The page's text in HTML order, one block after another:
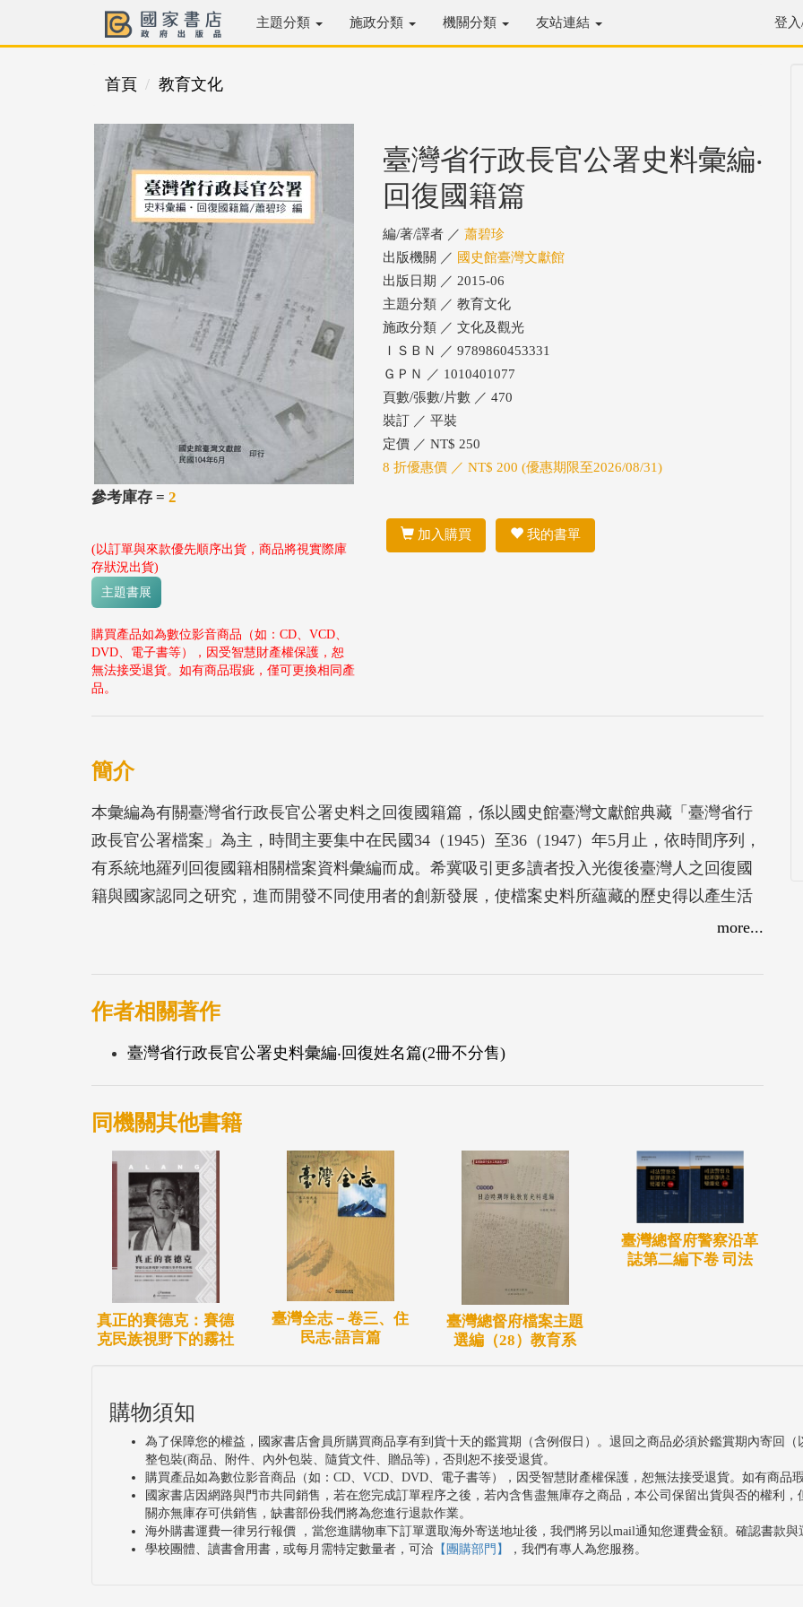
主題分類 施政分類 機關分類 友站連結 登
首頁 教育文化
參考庫存 = 2
(以訂單與來款優先順序出貨，商品將視實際庫
存狀況出貨)
主題書展
購買產品如為數位影音商品（如：CD、VCD、
DVD、電子書等），因受智慧財產權保護，恕
無法接受退貨。如有商品瑕疵，僅可更換相同產
品。
臺灣省行政長官公署史料彙編‧
回復國籍篇
編/著/譯者 ／ 蕭碧珍
出版機關 ／ 國史館臺灣文獻館
出版日期 ／ 2015-06
主題分類 ／ 教育文化
施政分類 ／ 文化及觀光
ＩＳＢＮ ／ 9789860453331
ＧＰＮ ／ 1010401077
頁數/張數/片數 ／ 470
裝訂 ／ 平裝
定價 ／ NT$ 250
8 折優惠價 ／ NT$ 200 (優惠期限至2026/08/31)
加入購買 我的書單
簡介
本彙編為有關臺灣省行政長官公署史料之回復國籍篇，係以國史館臺灣文獻館典藏「臺灣省行
政長官公署檔案」為主，時間主要集中在民國34（1945）至36（1947）年5月止，依時間序列，
有系統地羅列回復國籍相關檔案資料彙編而成。希冀吸引更多讀者投入光復後臺灣人之回復國
籍與國家認同之研究，進而開發不同使用者的創新發展，使檔案史料所蘊藏的歷史得以產生活
more...
作者相關著作
臺灣省行政長官公署史料彙編‧回復姓名篇(2冊不分售)
同機關其他書籍
真正的賽德克：賽德
克民族視野下的霧社
臺灣全志－卷三、住
民志‧語言篇
臺灣總督府檔案主題
選編（28）教育系
臺灣總督府警察沿革
誌第二編下卷 司法
購物須知
為了保障您的權益，國家書店會員所購買商品享有到貨十天的鑑賞期（含例假日）。退回之商品必須於鑑賞期內寄回
整包裝(商品、附件、內外包裝、隨貨文件、贈品等)，否則恕不接受退貨。
購買產品如為數位影音商品（如：CD、VCD、DVD、電子書等），因受智慧財產權保護，恕無法接受退貨。如有商品
國家書店因網路與門市共同銷售，若在您完成訂單程序之後，若內含售盡無庫存之商品，本公司保留出貨與否的權利
關亦無庫存可供銷售，缺書部份我們將為您進行退款作業。
海外購書運費一律另行報價 ，當您進購物車下訂單選取海外寄送地址後，我們將另以mail通知您運費金額。確認書款
學校團體、讀書會用書，或每月需特定數量者，可洽 【團購部門】 ，我們有專人為您服務。